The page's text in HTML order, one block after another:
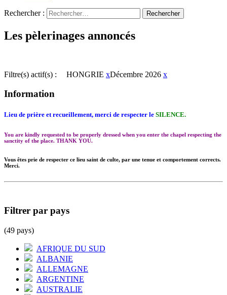
Rechercher :
Les pèlerinages annoncés
Filtre(s) actif(s) : HONGRIE xDécembre 2026 x
Information
Lieu de prière et recueillement, merci de respecter le SILENCE.
You are kindly requested to be properly dressed when you enter the chapel respecting the
sanctity of the place. THANK YOU.
Vous êtes prie de respecter ce lieu saint de culte, par une tenue et comportement corrects.
Merci.
Filtrer par pays
(49 pays)
AFRIQUE DU SUD
ALBANIE
ALLEMAGNE
ARGENTINE
AUSTRALIE